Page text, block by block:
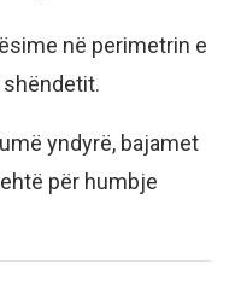
në perimetrin e
yndyrë, bajamet
për humbje